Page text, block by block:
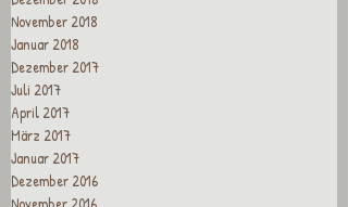
November 2018
Januar 2018
Dezember 2017
Juli 2017
April 2017
März 2017
Januar 2017
Dezember 2016